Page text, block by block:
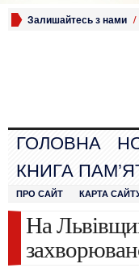
Залишайтесь з нами /
ГОЛОВНА
КНИГА
ПРО САЙТ КАРТА
На